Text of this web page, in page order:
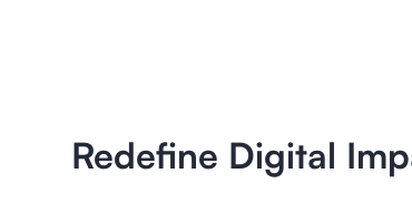
Redefine Digital